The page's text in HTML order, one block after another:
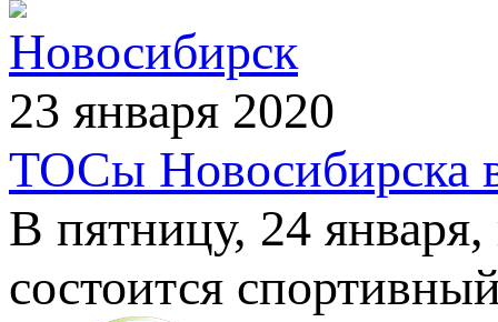
Новосибирск
23 января 2020
ТОСы Новосибирска
В пятницу, 24
состоится